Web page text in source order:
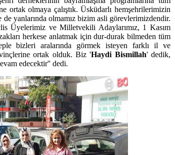
ortak olmaya çalıştık. Üsküdarlı hemşehrilerimizin
yanlarında olmamız bizim asli görevlerimizdendir.
Üyelerimiz ve Milletvekili Adaylarımız, 1 Kasım
herkese anlatmak için dur-durak bilmeden tüm
bizleri aralarında görmek isteyen farklı il ve
ortak olduk. Biz 'Haydi Bismillah' dedik,
edecektir'' dedi.